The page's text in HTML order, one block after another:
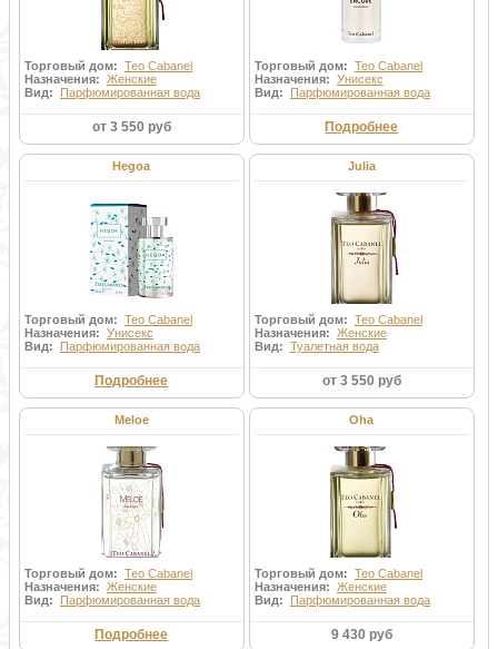
Торговый дом: Teo Cabanel
Назначения: Женские
Вид: Парфюмированная вода
от 3 550 руб
Торговый дом: Teo Cabanel
Назначения: Унисекс
Вид: Парфюмированная вода
Подробнее
Hegoa
Торговый дом: Teo Cabanel
Назначения: Унисекс
Вид: Парфюмированная вода
Подробнее
Julia
Торговый дом: Teo Cabanel
Назначения: Женские
Вид: Туалетная вода
от 3 550 руб
Meloe
Торговый дом: Teo Cabanel
Назначения: Женские
Вид: Парфюмированная вода
Подробнее
Oha
Торговый дом: Teo Cabanel
Назначения: Женские
Вид: Парфюмированная вода
9 430 руб